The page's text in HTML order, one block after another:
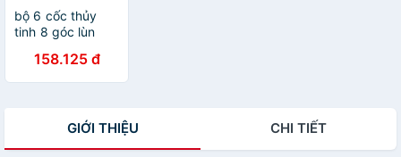
bộ 6 cốc thủy
tinh 8 góc lùn
158.125 đ
GIỚI THIỆU CHI TIẾT